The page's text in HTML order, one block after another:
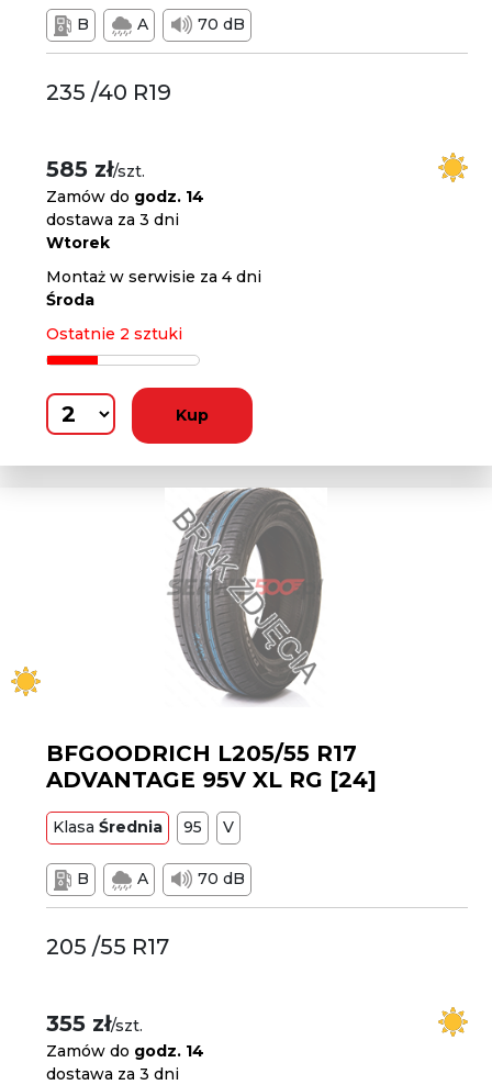
B A 70 dB
235 /40 R19
585 zł/szt.
Zamów do godz. 14
dostawa za 3 dni
Wtorek
Montaż w serwisie za 4 dni
Środa
Ostatnie 2 sztuki
Kup
BFGOODRICH L205/55 R17
ADVANTAGE 95V XL RG [24]
KlasaŚrednia 95 V
B A 70 dB
205 /55 R17
355 zł/szt.
Zamów do godz. 14
dostawa za 3 dni